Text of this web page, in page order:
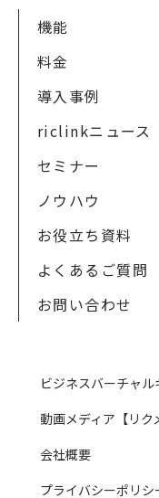
機能
料金
導入事例
riclinkニュース
セミナー
ノウハウ
お役立ち資料
よくあるご質問
お問い合わせ
ビジネスバーチャル
動画メディア【リク
会社概要
プライバシーポリシ